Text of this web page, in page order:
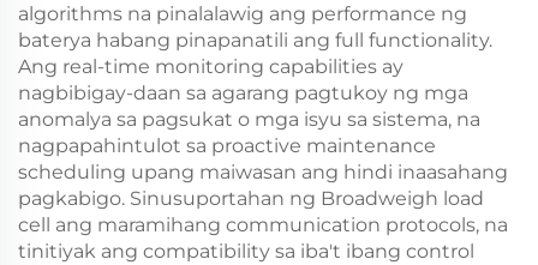
algorithms na pinalalawig ang performance ng
baterya habang pinapanatili ang full functionality.
Ang real-time monitoring capabilities ay
nagbibigay-daan sa agarang pagtukoy ng mga
anomalya sa pagsukat o mga isyu sa sistema, na
nagpapahintulot sa proactive maintenance
scheduling upang maiwasan ang hindi inaasahang
pagkabigo. Sinusuportahan ng Broadweigh load
cell ang maramihang communication protocols, na
tinitiyak ang compatibility sa iba't ibang control